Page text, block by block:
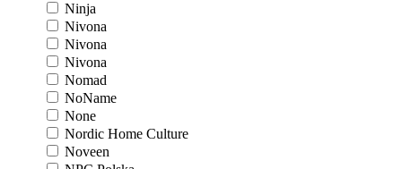
Ninja
Nivona
Nivona
Nivona
Nomad
NoName
None
Nordic Home Culture
Noveen